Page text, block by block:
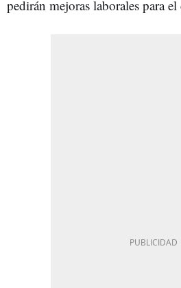
pedirán mejoras laborales para